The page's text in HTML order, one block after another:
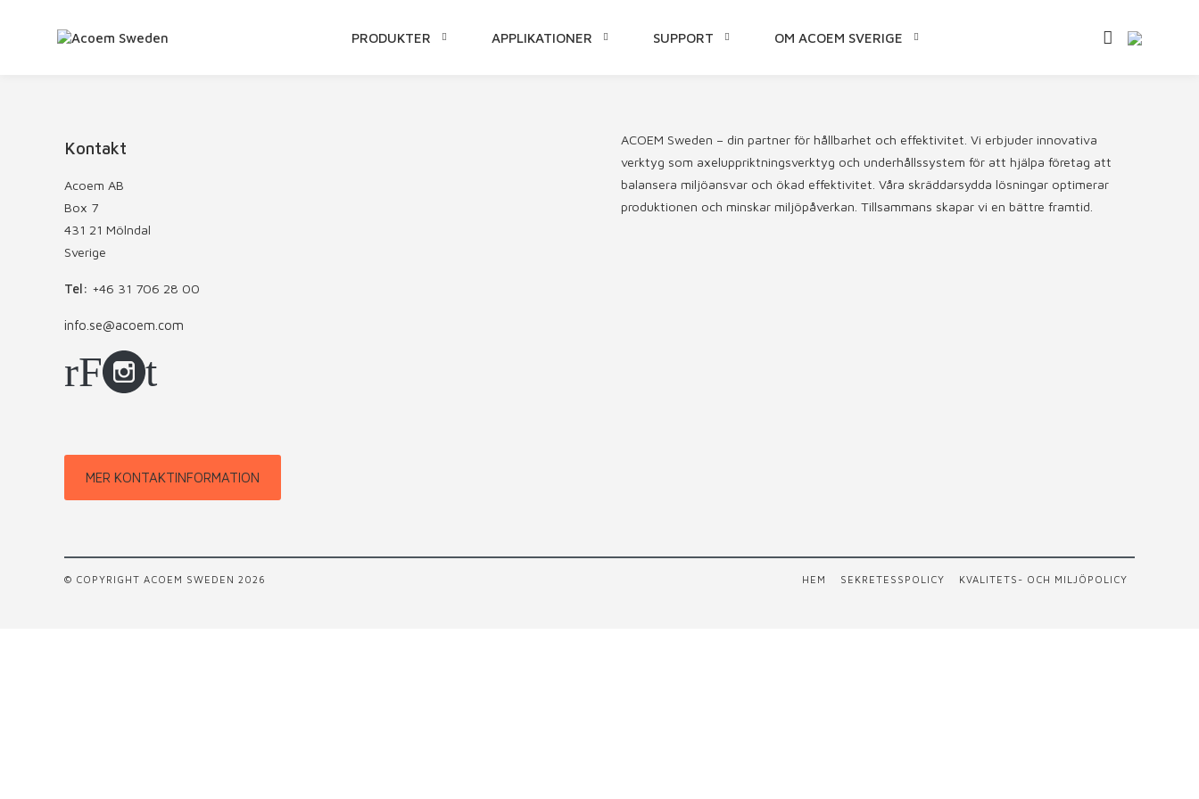
GÅ
PRODUKTER APPLIKATIONER SUPPORT OM ACOEM SVERIGE
Kontakt
Acoem AB
Box 7
431 21 Mölndal
Sverige
Tel: +46 31 706 28 00
info.se@acoem.com
MER KONTAKTINFORMATION
ACOEM Sweden – din partner för hållbarhet och effektivitet. Vi erbjuder innovativa
verktyg som axeluppriktningsverktyg och underhållssystem för att hjälpa företag att
balansera miljöansvar och ökad effektivitet. Våra skräddarsydda lösningar optimerar
produktionen och minskar miljöpåverkan. Tillsammans skapar vi en bättre framtid.
© COPYRIGHT ACOEM SWEDEN 2026 HEM SEKRETESSPOLICY KVALITETS- OCH MILJÖPOLICY